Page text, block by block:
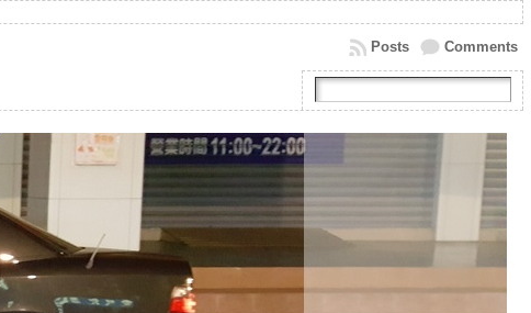
Comments
Posts